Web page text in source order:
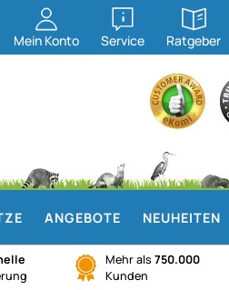
Mein Konto Service
öffnen
Ratgeber
öffnen
ANGEBOTE NEUHEITEN
Mehr als 750.000
Kunden